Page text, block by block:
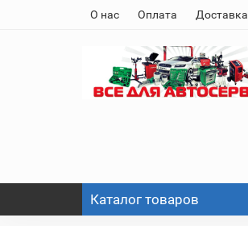
О нас Оплата Доставка
Каталог товаров